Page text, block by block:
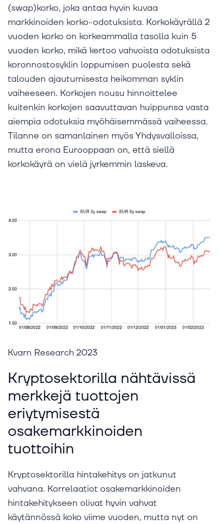
(swap)korko, joka antaa hyvin kuvaa
markkinoiden korko-odotuksista. Korkokäyrällä 2
vuoden korko on korkeammalla tasolla kuin 5
vuoden korko, mikä kertoo vahvoista odotuksista
koronnostosyklin loppumisen puolesta sekä
talouden ajautumisesta heikomman syklin
vaiheeseen. Korkojen nousu hinnoittelee
kuitenkin korkojen saavuttavan huippunsa vasta
aiempia odotuksia myöhäisemmässä vaiheessa.
Tilanne on samanlainen myös Yhdysvalloissa,
mutta erona Eurooppaan on, että siellä
korkokäyrä on vielä jyrkemmin laskeva.
Kvarn Research 2023‍
Kryptosektorilla nähtävissä
merkkejä tuottojen
eriytymisestä
osakemarkkinoiden
tuottoihin
Kryptosektorilla hintakehitys on jatkunut
vahvana. Korrelaatiot osakemarkkinoiden
hintakehitykseen olivat hyvin vahvat
käytännössä koko viime vuoden, mutta nyt on